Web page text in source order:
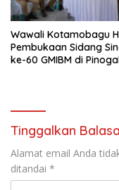
Wawali Kotamobagu
Pembukaan Sidang
ke-60 GMIBM di
Tinggalkan
Alamat email Anda
ditandai *